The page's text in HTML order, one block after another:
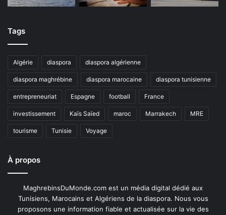
Tags
Algérie diaspora diaspora algérienne
diaspora maghrébine diaspora marocaine diaspora tunisienne
entrepreneuriat Espagne football France
investissement Kaïs Saïed maroc Marrakech MRE
tourisme Tunisie Voyage
À propos
MaghrebinsDuMonde.com est un média digital dédié aux
Tunisiens, Marocains et Algériens de la diaspora. Nous vous
proposons une information fiable et actualisée sur la vie des